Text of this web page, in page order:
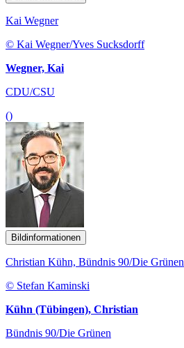
Kai Wegner
© Kai Wegner/Yves Sucksdorff
Wegner, Kai
CDU/CSU
()
Bildinformationen
Christian Kühn, Bündnis 90/Die Grünen
© Stefan Kaminski
Kühn (Tübingen), Christian
Bündnis 90/Die Grünen